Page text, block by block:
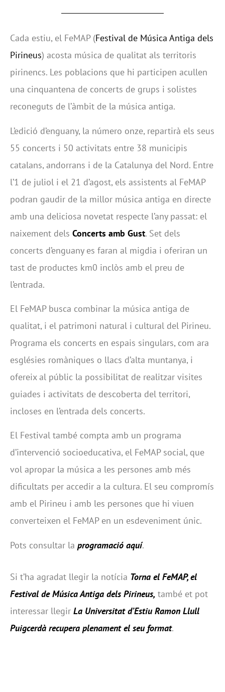
Cada estiu, el FeMAP (Festival de Música Antiga dels
Pirineus) acosta música de qualitat als territoris
pirinencs. Les poblacions que hi participen acullen
una cinquantena de concerts de grups i solistes
reconeguts de l’àmbit de la música antiga.
L’edició d’enguany, la número onze, repartirà els seus
55 concerts i 50 activitats entre 38 municipis
catalans, andorrans i de la Catalunya del Nord. Entre
l’1 de juliol i el 21 d’agost, els assistents al FeMAP
podran gaudir de la millor música antiga en directe
amb una deliciosa novetat respecte l’any passat: el
naixement dels Concerts amb Gust. Set dels
concerts d’enguany es faran al migdia i oferiran un
tast de productes km0 inclòs amb el preu de
l’entrada.
El FeMAP busca combinar la música antiga de
qualitat, i el patrimoni natural i cultural del Pirineu.
Programa els concerts en espais singulars, com ara
esglésies romàniques o llacs d’alta muntanya, i
ofereix al públic la possibilitat de realitzar visites
guiades i activitats de descoberta del territori,
incloses en l’entrada dels concerts.
El Festival també compta amb un programa
d’intervenció socioeducativa, el FeMAP social, que
vol apropar la música a les persones amb més
dificultats per accedir a la cultura. El seu compromís
amb el Pirineu i amb les persones que hi viuen
converteixen el FeMAP en un esdeveniment únic.
Pots consultar la programació aquí.
Si t’ha agradat llegir la notícia Torna el FeMAP, el
Festival de Música Antiga dels Pirineus, també et pot
interessar llegir La Universitat d’Estiu Ramon Llull
Puigcerdà recupera plenament el seu format.